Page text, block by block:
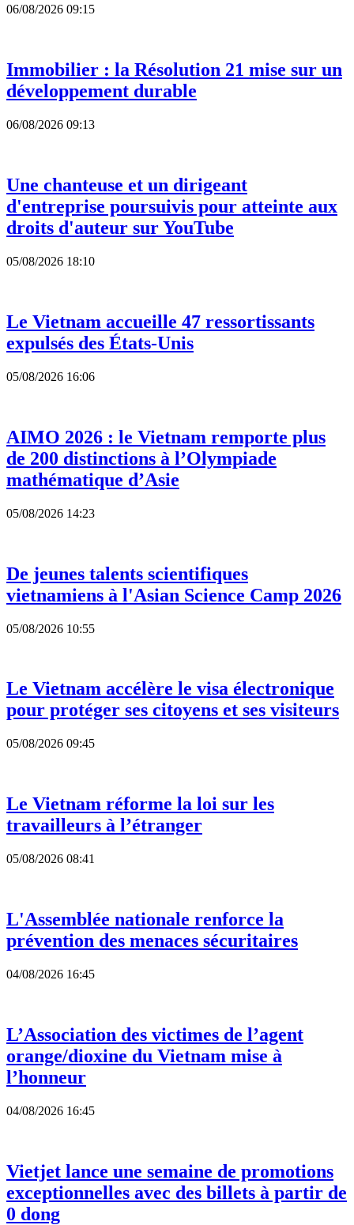
06/08/2026 09:15
Immobilier : la Résolution 21 mise sur un
développement durable
06/08/2026 09:13
Une chanteuse et un dirigeant
d'entreprise poursuivis pour atteinte aux
droits d'auteur sur YouTube
05/08/2026 18:10
Le Vietnam accueille 47 ressortissants
expulsés des États-Unis
05/08/2026 16:06
AIMO 2026 : le Vietnam remporte plus
de 200 distinctions à l’Olympiade
mathématique d’Asie
05/08/2026 14:23
De jeunes talents scientifiques
vietnamiens à l'Asian Science Camp 2026
05/08/2026 10:55
Le Vietnam accélère le visa électronique
pour protéger ses citoyens et ses visiteurs
05/08/2026 09:45
Le Vietnam réforme la loi sur les
travailleurs à l’étranger
05/08/2026 08:41
L'Assemblée nationale renforce la
prévention des menaces sécuritaires
04/08/2026 16:45
L’Association des victimes de l’agent
orange/dioxine du Vietnam mise à
l’honneur
04/08/2026 16:45
Vietjet lance une semaine de promotions
exceptionnelles avec des billets à partir de
0 dong